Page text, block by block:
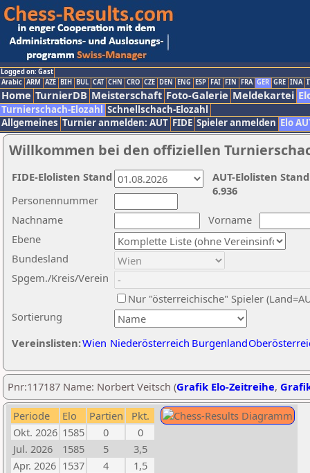
Logged on: Gast
Arabic ARM AZE BIH BUL CAT CHN CRO CZE DEN ENG ESP FAI FIN FRA GER GRE INA
Home TurnierDB Meisterschaft Foto-Galerie Meldekartei
Turnierschach-Elozahl Schnellschach-Elozahl
Allgemeines Turnier anmelden: AUT FIDE Spieler anmelden Elo
Willkommen bei den offiziellen
Nachname
Vorname
Ebene
Sortierung
Personennummer
Bundesland
Spgem./Kreis/Verein
Nur "österreichische" Spieler
Vereinslisten:Wien Niederösterreich Burgenland
AUT-Elolisten
6.936
FIDE-Elolisten Stand
Pnr:117187 Name: Norbert Veitsch (Grafik Elo-Zeitreihe,
Periode Elo Partien
Pkt.
Okt. 2026 1585 0
0
Jul. 2026
1585 5
3,5
Apr. 2026 1537 4
1,5